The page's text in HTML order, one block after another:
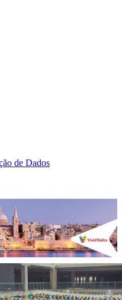
de Dados